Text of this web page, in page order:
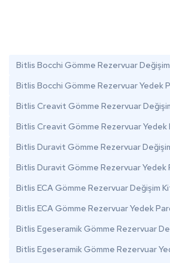
Bitlis Bocchi Gömme Rezervuar
Bitlis Bocchi Gömme Rezervuar Yedek
Bitlis Creavit Gömme Rezervuar
Bitlis Creavit Gömme Rezervuar Yedek
Bitlis Duravit Gömme Rezervuar
Bitlis Duravit Gömme Rezervuar Yedek
Bitlis ECA Gömme Rezervuar Değişim
Bitlis ECA Gömme Rezervuar Yedek
Bitlis Egeseramik Gömme Rezervuar
Bitlis Egeseramik Gömme Rezervuar